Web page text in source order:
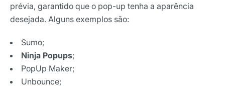
prévia, garantido que o pop-up tenha a aparência
desejada. Alguns exemplos são:
Sumo;
Ninja Popups;
PopUp Maker;
Unbounce;
E-mail
Selecione sua área de atuação